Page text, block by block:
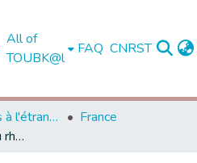
All of
TOUBK@l
FAQ CNRST
Thèses soutenues à l'étranger
France
Géographie du cancer du rhino-pharynx au Maroc